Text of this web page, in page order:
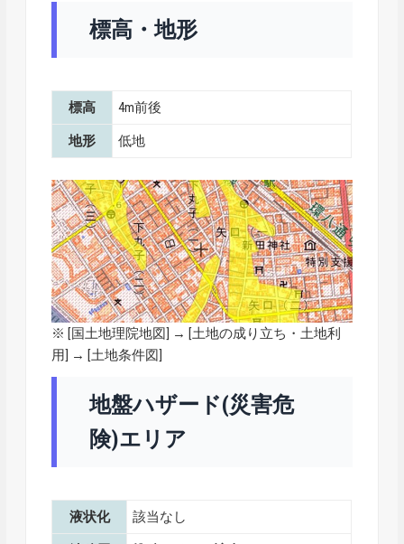
標高・地形
標高 4m前後
地形 低地
※ [ 国土地理院地図
] → [土地の成り立ち・土地利
用] → [土地条件図]
地盤ハザード(災害危
険)エリア
液状化 該当なし